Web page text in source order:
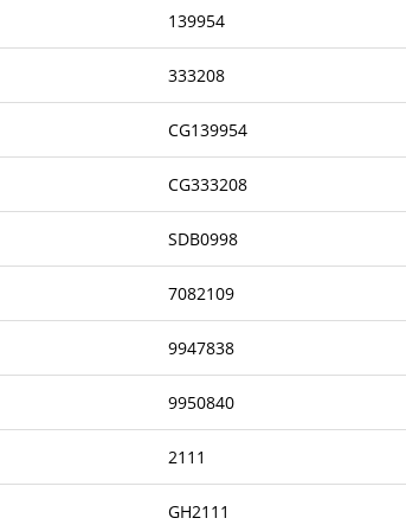
139954
333208
CG139954
CG333208
SDB0998
7082109
9947838
9950840
2111
GH2111